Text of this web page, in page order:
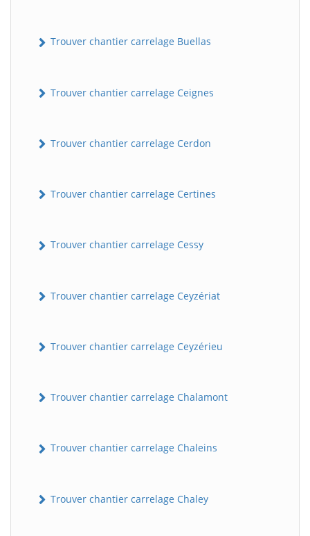
Trouver chantier carrelage Buellas
Trouver chantier carrelage Ceignes
Trouver chantier carrelage Cerdon
Trouver chantier carrelage Certines
Trouver chantier carrelage Cessy
Trouver chantier carrelage Ceyzériat
Trouver chantier carrelage Ceyzérieu
Trouver chantier carrelage Chalamont
Trouver chantier carrelage Chaleins
Trouver chantier carrelage Chaley